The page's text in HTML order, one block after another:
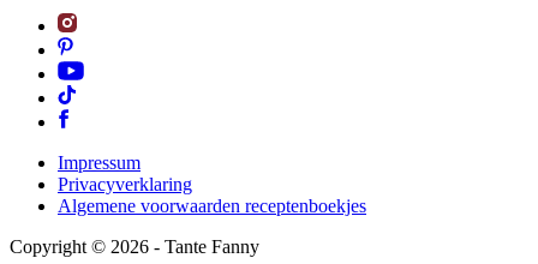
Impressum
Privacyverklaring
Algemene voorwaarden receptenboekjes
Copyright © 2026 - Tante Fanny